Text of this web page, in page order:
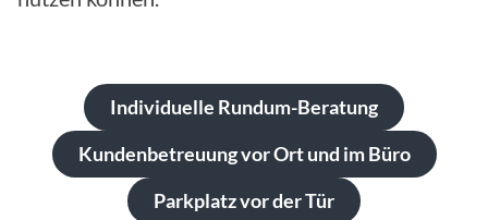
Individuelle Rundum-Beratung
Kundenbetreuung vor Ort und im Büro
Parkplatz vor der Tür